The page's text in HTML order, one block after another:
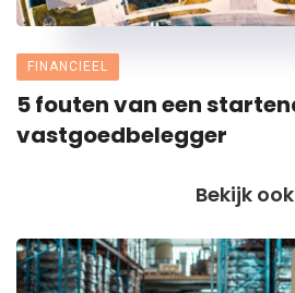
FINANCIEEL
5 fouten van een startende
vastgoedbelegger
Bekijk ook